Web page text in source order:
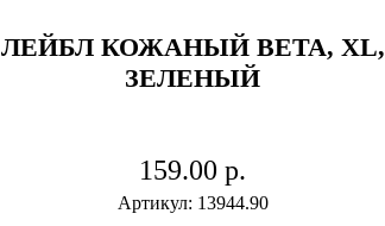
ЛЕЙБЛ КОЖАНЫЙ BETA, XL,
ЗЕЛЕНЫЙ
159.00 p.
Артикул: 13944.90